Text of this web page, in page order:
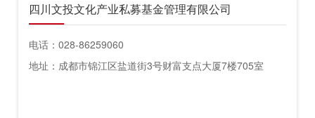
四川文投文化产业私募基金管理有限公司
电话：028-86259060
地址：成都市锦江区盐道街3号财富支点大厦7楼705室